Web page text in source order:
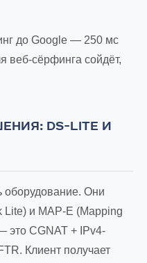
до Google — 250 мс
веб-сёрфинга сойдёт,
DS-LITE И
оборудование. Они
и MAP-E (Mapping
это CGNAT + IPv4-
Клиент получает